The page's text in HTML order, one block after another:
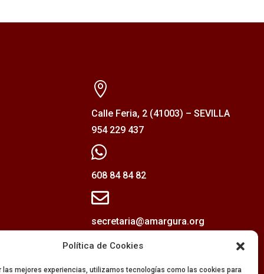
Política de Cookies
las mejores experiencias, utilizamos tecnologías como las cookies para

Calle Feria, 2 (41003) – SEVILLA
954 229 437

608 84 84 82

secretaria@amargura.org